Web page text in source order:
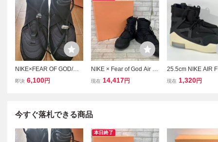
NIKE×FEAR OF GOD/ナ
イキ×フィアオブゴッド A
即決 6,100円
NIKE × Fear of God Air Fe
ar of God 1 AR4237 005
cm
現在 14,417円
25.5cm NIKE AIR
OF GOD 1
現在 1,320円
今すぐ落札できる商品
本日終了